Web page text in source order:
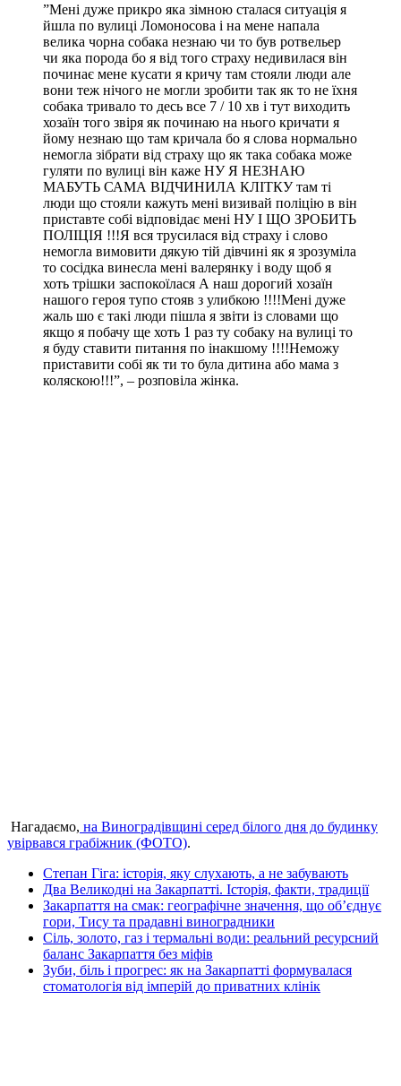
”Мені дуже прикро яка зімною сталася ситуація я
йшла по вулиці Ломоносова і на мене напала
велика чорна собака незнаю чи то був ротвельер
чи яка порода бо я від того страху недивилася він
починає мене кусати я кричу там стояли люди але
вони теж нічого не могли зробити так як то не їхня
собака тривало то десь все 7 / 10 хв і тут виходить
хозаїн того звіря як починаю на нього кричати я
йому незнаю що там кричала бо я слова нормально
немогла зібрати від страху що як така собака може
гуляти по вулиці він каже НУ Я НЕЗНАЮ
МАБУТЬ САМА ВІДЧИНИЛА КЛІТКУ там ті
люди що стояли кажуть мені визивай поліцію в він
приставте собі відповідає мені НУ І ЩО ЗРОБИТЬ
ПОЛІЦІЯ !!!Я вся трусилася від страху і слово
немогла вимовити дякую тій дівчині як я зрозуміла
то сосідка винесла мені валерянку і воду щоб я
хоть трішки заспокоїлася А наш дорогий хозаїн
нашого героя тупо стояв з улибкою !!!!Мені дуже
жаль шо є такі люди пішла я звіти із словами що
якщо я побачу ще хоть 1 раз ту собаку на вулиці то
я буду ставити питання по інакшому !!!!Неможу
приставити собі як ти то була дитина або мама з
коляскою!!!”, – розповіла жінка.
Нагадаємо, на Виноградівщині серед білого дня до будинку
увірвався грабіжник (ФОТО).
Степан Гіга: історія, яку слухають, а не забувають
Два Великодні на Закарпатті. Історія, факти, традиції
Закарпаття на смак: географічне значення, що об’єднує
гори, Тису та прадавні виноградники
Сіль, золото, газ і термальні води: реальний ресурсний
баланс Закарпаття без міфів
Зуби, біль і прогрес: як на Закарпатті формувалася
стоматологія від імперій до приватних клінік